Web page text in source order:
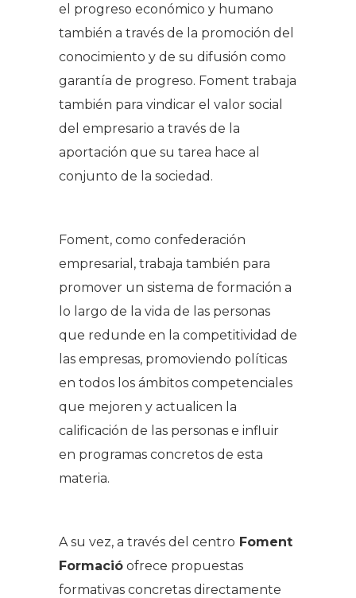
el progreso económico y humano
también a través de la promoción del
conocimiento y de su difusión como
garantía de progreso. Foment trabaja
también para vindicar el valor social
del empresario a través de la
aportación que su tarea hace al
conjunto de la sociedad.
Foment, como confederación
empresarial, trabaja también para
promover un sistema de formación a
lo largo de la vida de las personas
que redunde en la competitividad de
las empresas, promoviendo políticas
en todos los ámbitos competenciales
que mejoren y actualicen la
calificación de las personas e influir
en programas concretos de esta
materia.
A su vez, a través del centro Foment
Formació ofrece propuestas
formativas concretas directamente